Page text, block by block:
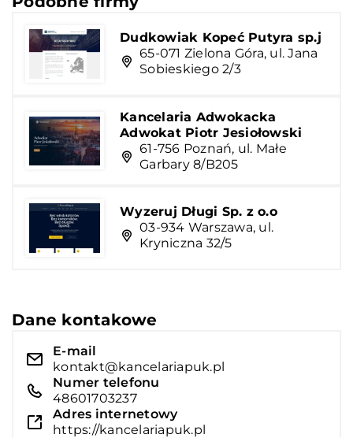
Dudkowiak Kopeć Putyra sp.j
65-071 Zielona Góra, ul. Jana
Sobieskiego 2/3
Kancelaria Adwokacka
Adwokat Piotr Jesiołowski
61-756 Poznań, ul. Małe
Garbary 8/B205
Wyzeruj Długi Sp. z o.o
03-934 Warszawa, ul.
Kryniczna 32/5
Dane kontakowe
E-mail
kontakt@kancelariapuk.pl
Numer telefonu
48601703237
Adres internetowy
https://kancelariapuk.pl